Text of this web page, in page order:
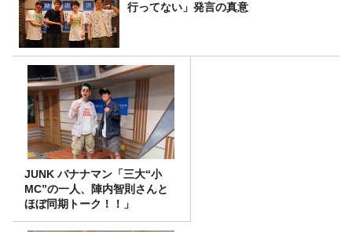
行ってない」発言の真意
JUNK バナナマン「三大“小
MC”の一人、陣内智則さんと
ほぼ同期トーク！！」